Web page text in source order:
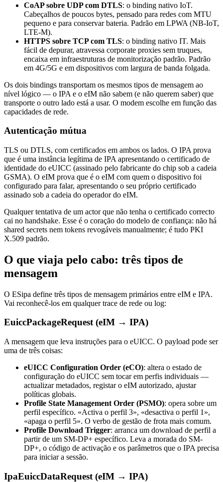
CoAP sobre UDP com DTLS: o binding nativo IoT.
Cabeçalhos de poucos bytes, pensado para redes com MTU
pequeno e para conservar bateria. Padrão em LPWA (NB-IoT,
LTE-M).
HTTPS sobre TCP com TLS: o binding nativo IT. Mais
fácil de depurar, atravessa corporate proxies sem truques,
encaixa em infraestruturas de monitorização padrão. Padrão
em 4G/5G e em dispositivos com largura de banda folgada.
Os dois bindings transportam os mesmos tipos de mensagem ao
nível lógico — o IPA e o eIM não sabem (e não querem saber) que
transporte o outro lado está a usar. O modem escolhe em função das
capacidades de rede.
Autenticação mútua
TLS ou DTLS, com certificados em ambos os lados. O IPA prova
que é uma instância legítima de IPA apresentando o certificado de
identidade do eUICC (assinado pelo fabricante do chip sob a cadeia
GSMA). O eIM prova que é o eIM com quem o dispositivo foi
configurado para falar, apresentando o seu próprio certificado
assinado sob a cadeia do operador do eIM.
Qualquer tentativa de um actor que não tenha o certificado correcto
cai no handshake. Esse é o coração do modelo de confiança: não há
shared secrets nem tokens revogáveis manualmente; é tudo PKI
X.509 padrão.
O que viaja pelo cabo: três tipos de
mensagem
O ESipa define três tipos de mensagem primários entre eIM e IPA.
Vai reconhecê-los em qualquer trace de rede ou log:
EuiccPackageRequest (eIM → IPA)
A mensagem que leva instruções para o eUICC. O payload pode ser
uma de três coisas:
eUICC Configuration Order (eCO): altera o estado de
configuração do eUICC sem tocar em perfis individuais —
actualizar metadados, registar o eIM autorizado, ajustar
políticas globais.
Profile State Management Order (PSMO): opera sobre um
perfil específico. «Activa o perfil 3», «desactiva o perfil 1»,
«apaga o perfil 5». O verbo de gestão de frota mais comum.
Profile Download Trigger: arranca um download de perfil a
partir de um SM-DP+ específico. Leva a morada do SM-
DP+, o código de activação e os parâmetros que o IPA precisa
para iniciar a sessão.
IpaEuiccDataRequest (eIM → IPA)